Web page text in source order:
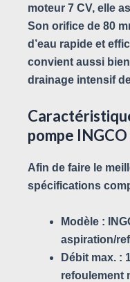
moteur 7 CV, elle
Son orifice de 80
d’eau rapide et
convient aussi
drainage intensif
pompe
Afin de faire le
spécifications
Modèle :
aspiration/
Débit max. :
refoulement